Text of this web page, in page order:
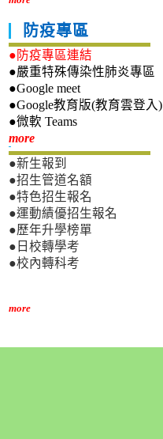
防疫專區
●防疫專區連結
●嚴重特殊傳染性肺炎專區
●Google meet
●Google教育版(教育雲登入)
●微軟 Teams
more新生專區
●新生報到
●招生管道名額
●特色招生報名
●運動績優招生報名
●歷年升學榜單
●日校轉學考
●校內轉科考
more